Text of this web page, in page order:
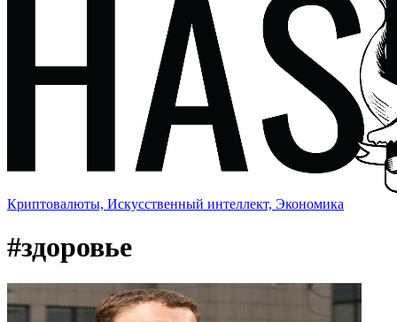
Криптовалюты, Искусственный интеллект, Экономика
#здоровье